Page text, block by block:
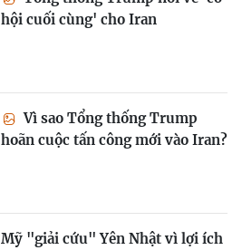
hội cuối cùng' cho Iran
Vì sao Tổng thống Trump
hoãn cuộc tấn công mới vào Iran?
Mỹ "giải cứu" Yên Nhật vì lợi ích